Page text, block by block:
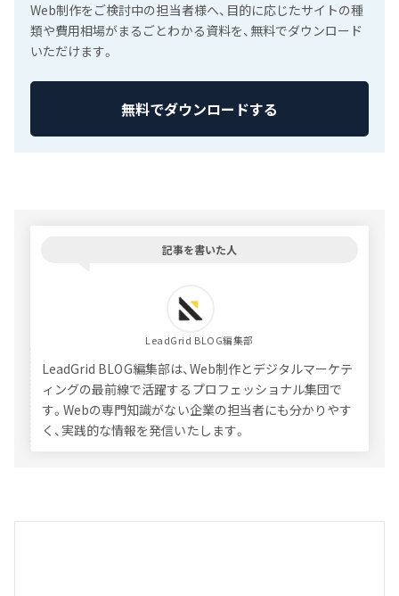
Web制作をご検討中の担当者様へ、目的に応じたサイトの種
類や費用相場がまるごとわかる資料を、無料でダウンロード
いただけます。
無料でダウンロードする
記事を書いた人
LeadGrid BLOG編集部
LeadGrid BLOG編集部は、Web制作とデジタルマーケテ
ィングの最前線で活躍するプロフェッショナル集団で
す。Webの専門知識がない企業の担当者にも分かりやす
く、実践的な情報を発信いたします。